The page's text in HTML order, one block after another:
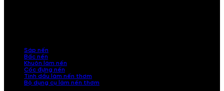
Sáp nến
Bấc nến
Khuôn làm nến
Cốc đựng nến
Tinh dầu làm nến thơm
Bộ dụng cụ làm nến thơm